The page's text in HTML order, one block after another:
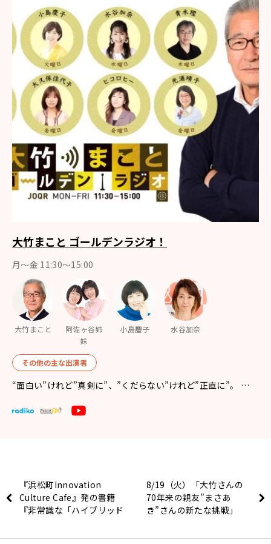
大竹まこと ゴールデンラジオ！
月〜金 11:30～15:00
大竹まこと
阿佐ヶ谷姉
妹
小島慶子 水谷加奈
その他の主な出演者
“面白い”けれど”真剣に”、”くだらない”けれど”正直に”。 …
『浜松町Innovation
Culture Cafe』発の書籍
『非常識な「ハイブリッド
発売決定！
8/19（火）「大竹さんの
70年来の親友”まさあ
き”さんの新たな挑戦」